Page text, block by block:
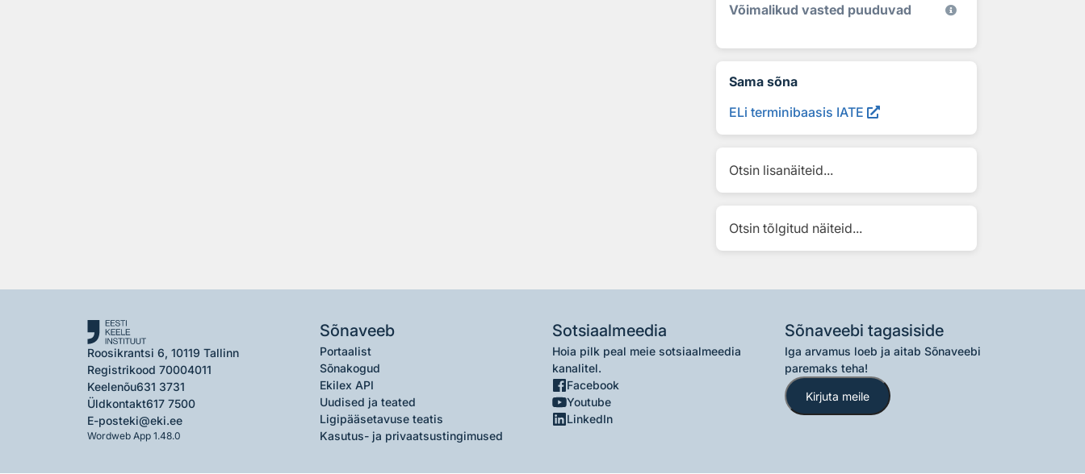
Võimalikud vasted puuduvad
Sama sõna
ELi terminibaasis IATE
Otsin lisanäiteid...
Otsin tõlgitud näiteid...
Roosikrantsi 6, 10119 Tallinn
Registrikood 70004011
Keelenõu631 3731
Üldkontakt617 7500
E-posteki@eki.ee
Wordweb App 1.48.0
Sõnaveeb
Portaalist
Sõnakogud
Ekilex API
Uudised ja teated
Ligipääsetavuse teatis
Kasutus- ja privaatsustingimused
Sotsiaalmeedia
Hoia pilk peal meie sotsiaalmeedia
kanalitel.
Facebook
Youtube
LinkedIn
Sõnaveebi tagasiside
Iga arvamus loeb ja aitab Sõnaveebi
paremaks teha!
Kirjuta meile